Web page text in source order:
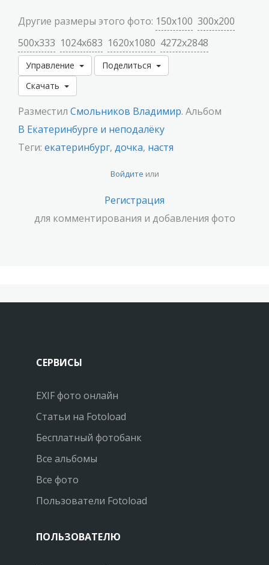
Другие размеры этого фото: 150x100 300x200
500x333 1024x683 1620x1080 4272x2848
Управление
Поделиться
Скачать
Разместил Смольников Владимир. Альбом
В Екатеринбурге и неподалёку
Теги: екатеринбург, дочка, настя
Войдите или
Регистрация
для комментирования и добавления фото
СЕРВИСЫ
EXIF фото онлайн
Статьи на Fotoload
Бесплатный фотобанк
Все альбомы
Все фото
Пользователи Fotoload
ПОЛЬЗОВАТЕЛЮ